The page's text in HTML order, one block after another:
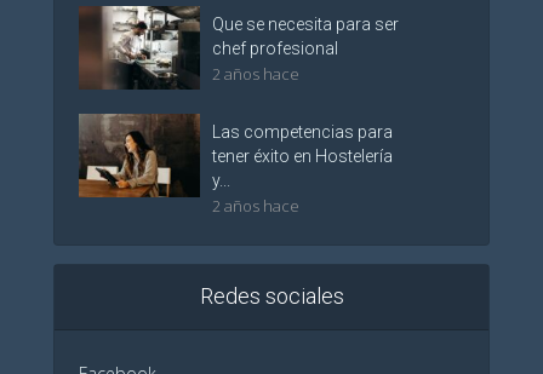
Que se necesita para ser
chef profesional
2 años hace
Las competencias para
tener éxito en Hostelería
y...
2 años hace
Redes sociales